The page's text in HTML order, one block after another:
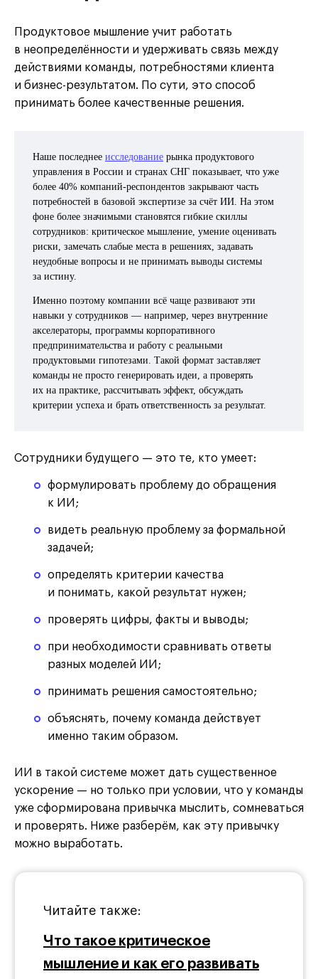
Продуктовое мышление учит работать
в неопределённости и удерживать связь между
действиями команды, потребностями клиента
и бизнес-результатом. По сути, это способ
принимать более качественные решения.
Наше последнее исследование рынка продуктового
управления в России и странах СНГ показывает, что уже
более 40% компаний-респондентов закрывают часть
потребностей в базовой экспертизе за счёт ИИ. На этом
фоне более значимыми становятся гибкие скиллы
сотрудников: критическое мышление, умение оценивать
риски, замечать слабые места в решениях, задавать
неудобные вопросы и не принимать выводы системы
за истину.
Именно поэтому компании всё чаще развивают эти
навыки у сотрудников — например, через внутренние
акселераторы, программы корпоративного
предпринимательства и работу с реальными
продуктовыми гипотезами. Такой формат заставляет
команды не просто генерировать идеи, а проверять
их на практике, рассчитывать эффект, обсуждать
критерии успеха и брать ответственность за результат.
Сотрудники будущего — это те, кто умеет:
формулировать проблему до обращения
к ИИ;
видеть реальную проблему за формальной
задачей;
определять критерии качества
и понимать, какой результат нужен;
проверять цифры, факты и выводы;
при необходимости сравнивать ответы
разных моделей ИИ;
принимать решения самостоятельно;
объяснять, почему команда действует
именно таким образом.
ИИ в такой системе может дать существенное
ускорение — но только при условии, что у команды
уже сформирована привычка мыслить, сомневаться
и проверять. Ниже разберём, как эту привычку
можно выработать.
Читайте также:
Что такое критическое
мышление и как его развивать